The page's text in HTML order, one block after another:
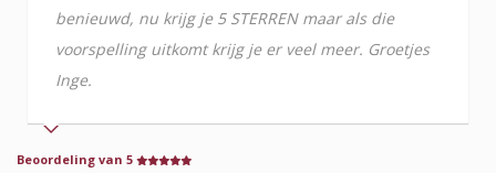
benieuwd, nu krijg je 5 STERREN maar als die
voorspelling uitkomt krijg je er veel meer. Groetjes
Inge.
Beoordeling van 5